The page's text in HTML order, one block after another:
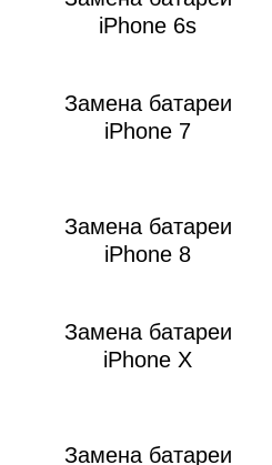
iPhone 6s
Замена батареи
iPhone 7
Замена батареи
iPhone 8
Замена батареи
iPhone X
Замена батареи